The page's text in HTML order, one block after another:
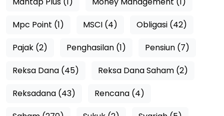
Mpc Point (1)
MSCI (4)
Obligasi (42)
Pajak (2)
Penghasilan (1)
Pensiun (7)
Reksa Dana (45)
Reksa Dana Saham (2)
Reksadana (43)
Rencana (4)